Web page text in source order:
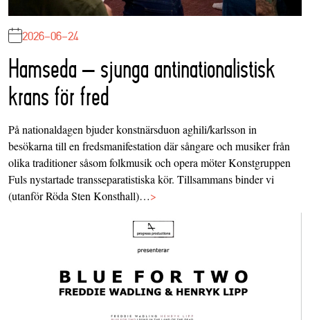
2026-06-24
Hamseda – sjunga antinationalistisk
krans för fred
På nationaldagen bjuder konstnärsduon aghili/karlsson in
besökarna till en fredsmanifestation där sångare och musiker från
olika traditioner såsom folkmusik och opera möter Konstgruppen
Fuls nystartade transseparatistiska kör. Tillsammans binder vi
(utanför Röda Sten Konsthall)…>